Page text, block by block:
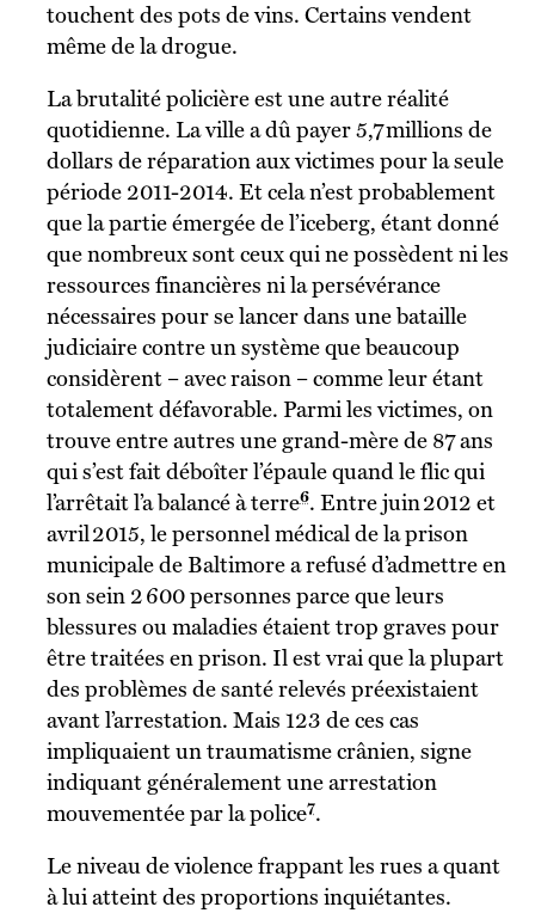
touchent des pots de vins. Certains vendent
même de la drogue.
La brutalité policière est une autre réalité
quotidienne. La ville a dû payer 5,7 millions de
dollars de réparation aux victimes pour la seule
période 2011-2014. Et cela n’est probablement
que la partie émergée de l’iceberg, étant donné
que nombreux sont ceux qui ne possèdent ni les
ressources financières ni la persévérance
nécessaires pour se lancer dans une bataille
judiciaire contre un système que beaucoup
considèrent – avec raison – comme leur étant
totalement défavorable. Parmi les victimes, on
trouve entre autres une grand-mère de 87 ans
qui s’est fait déboîter l’épaule quand le flic qui
l’arrêtait l’a balancé à terre6. Entre juin 2012 et
avril 2015, le personnel médical de la prison
municipale de Baltimore a refusé d’admettre en
son sein 2 600 personnes parce que leurs
blessures ou maladies étaient trop graves pour
être traitées en prison. Il est vrai que la plupart
des problèmes de santé relevés préexistaient
avant l’arrestation. Mais 123 de ces cas
impliquaient un traumatisme crânien, signe
indiquant généralement une arrestation
mouvementée par la police7.
Le niveau de violence frappant les rues a quant
à lui atteint des proportions inquiétantes.